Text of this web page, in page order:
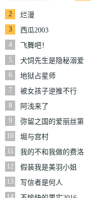
2
烂漫
3
西瓜2003
4
飞舞吧！
5
犬饲先生是隐秘溺爱
上司
6
地狱占星师
7
被女孩子逆推不行
吗？
8
阿浅来了
9
弥留之国的爱丽丝第
三季
10
堀与宫村
11
我的不和我做的费洛
蒙男友
12
假装我是美羽小姐
13
写信者是何人